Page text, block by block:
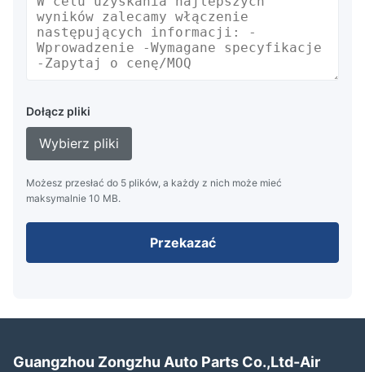
Dołącz pliki
Wybierz pliki
Możesz przesłać do 5 plików, a każdy z nich może mieć
maksymalnie 10 MB.
Przekazać
Guangzhou Zongzhu Auto Parts Co.,Ltd-Air